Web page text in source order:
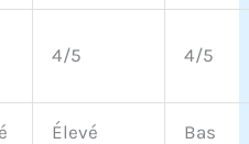
4/5 4/5
Élevé Bas